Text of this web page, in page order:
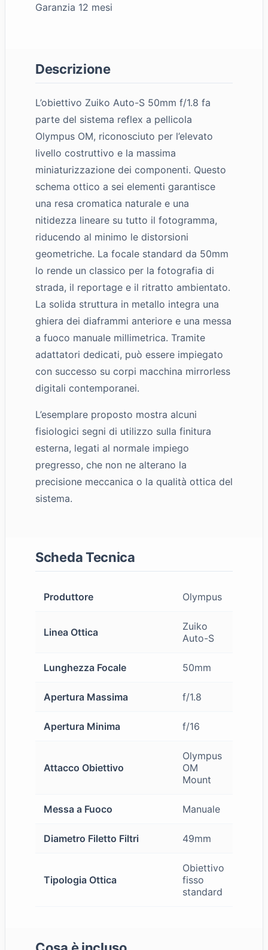
Garanzia 12 mesi
Descrizione
L’obiettivo Zuiko Auto-S 50mm f/1.8 fa
parte del sistema reflex a pellicola
Olympus OM, riconosciuto per l’elevato
livello costruttivo e la massima
miniaturizzazione dei componenti. Questo
schema ottico a sei elementi garantisce
una resa cromatica naturale e una
nitidezza lineare su tutto il fotogramma,
riducendo al minimo le distorsioni
geometriche. La focale standard da 50mm
lo rende un classico per la fotografia di
strada, il reportage e il ritratto ambientato.
La solida struttura in metallo integra una
ghiera dei diaframmi anteriore e una messa
a fuoco manuale millimetrica. Tramite
adattatori dedicati, può essere impiegato
con successo su corpi macchina mirrorless
digitali contemporanei.
L’esemplare proposto mostra alcuni
fisiologici segni di utilizzo sulla finitura
esterna, legati al normale impiego
pregresso, che non ne alterano la
precisione meccanica o la qualità ottica del
sistema.
Scheda Tecnica
Produttore Olympus
Linea Ottica
Zuiko
Auto-S
Lunghezza Focale 50mm
Apertura Massima f/1.8
Apertura Minima f/16
Attacco Obiettivo
Olympus
OM
Mount
Messa a Fuoco Manuale
Diametro Filetto Filtri 49mm
Tipologia Ottica
Obiettivo
fisso
standard